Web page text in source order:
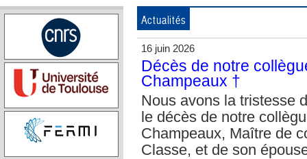
Actualités
16 juin 2026
Décès de notre
Champeaux †
Nous avons la tristesse
le décès de notre
Champeaux, Maître de
Classe, et de son